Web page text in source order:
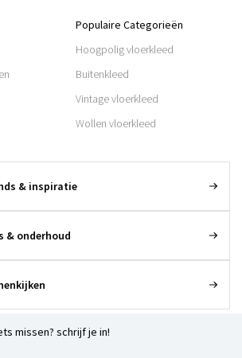
Populaire Categorieën
Hoogpolig vloerkleed
Buitenkleed
Vintage vloerkleed
Wollen vloerkleed
& inspiratie
& onderhoud
missen? schrijf je in!